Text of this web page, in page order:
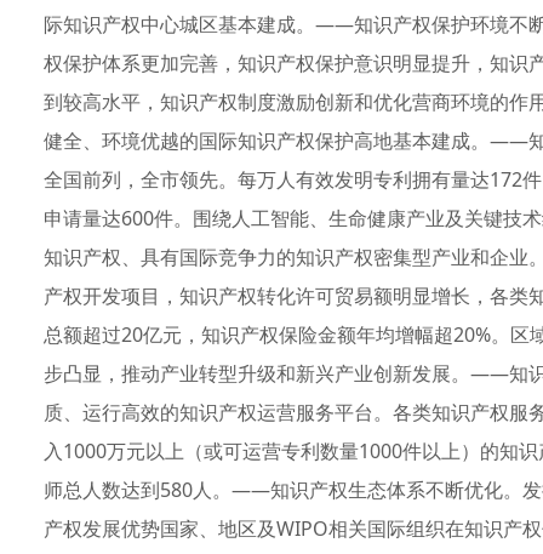
际知识产权中心城区基本建成。——知识产权保护环境不
权保护体系更加完善，知识产权保护意识明显提升，知
到较高水平，知识产权制度激励创新和优化营商环境的
健全、环境优越的国际知识产权保护高地基本建成。——
全国前列，全市领先。每万人有效发明专利拥有量达172
申请量达600件。围绕人工智能、生命健康产业及关键技
知识产权、具有国际竞争力的知识产权密集型产业和企
产权开发项目，知识产权转化许可贸易额明显增长，各
总额超过20亿元，知识产权保险金额年均增幅超20%。
步凸显，推动产业转型升级和新兴产业创新发展。——知
质、运行高效的知识产权运营服务平台。各类知识产权
入1000万元以上（或可运营专利数量1000件以上）的知
师总人数达到580人。——知识产权生态体系不断优化。
产权发展优势国家、地区及WIPO相关国际组织在知识产